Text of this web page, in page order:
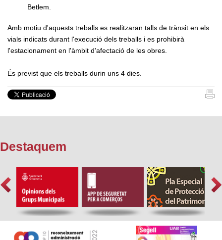
Betlem.
Amb motiu d'aquests treballs es realitzaran talls de trànsit en els
vials indicats durant l'execució dels treballs i es prohibirà
l'estacionament en l'àmbit d'afectació de les obres.
És previst que els treballs durin uns 4 dies.
Destaquem